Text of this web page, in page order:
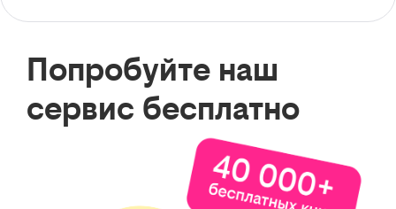
Попробуйте наш
сервис бесплатно